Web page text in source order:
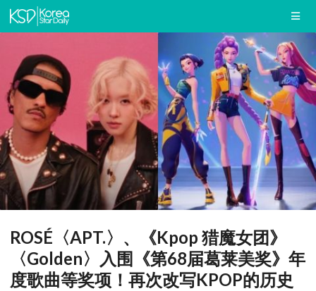
ROSÉ〈APT.〉、《Kpop 猎魔女团》
〈Golden〉入围《第68届葛莱美奖》年
度歌曲等奖项！再次改写KPOP的历史